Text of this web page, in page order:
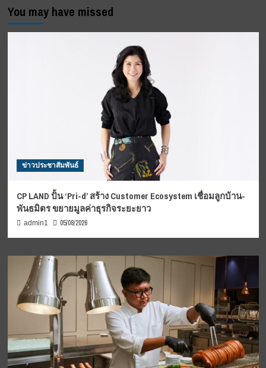
You may have missed
ข่าวประชาสัมพันธ์
CP LAND ปั้น ‘Pri-d’ สร้าง Customer Ecosystem เชื่อมลูกบ้าน-
พันธมิตร ขยายมูลค่าธุรกิจระยะยาว
admin1 05/08/2026